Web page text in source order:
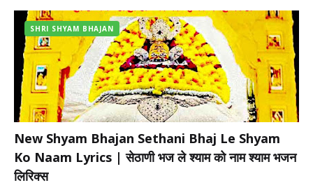
SHRI SHYAM BHAJAN
New Shyam Bhajan Sethani Bhaj Le Shyam
Ko Naam Lyrics | सेठाणी भज ले श्याम को नाम श्याम भजन
लिरिक्स